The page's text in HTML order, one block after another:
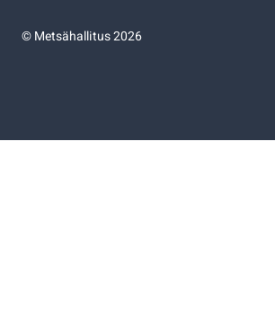
©Metsähallitus 2026